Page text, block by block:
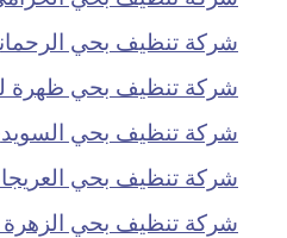
شركة تنظيف بحي
شركة تنظيف بحي ظهرة
شركة تنظيف بحي
شركة تنظيف بحي
شركة تنظيف بحي الزهرة